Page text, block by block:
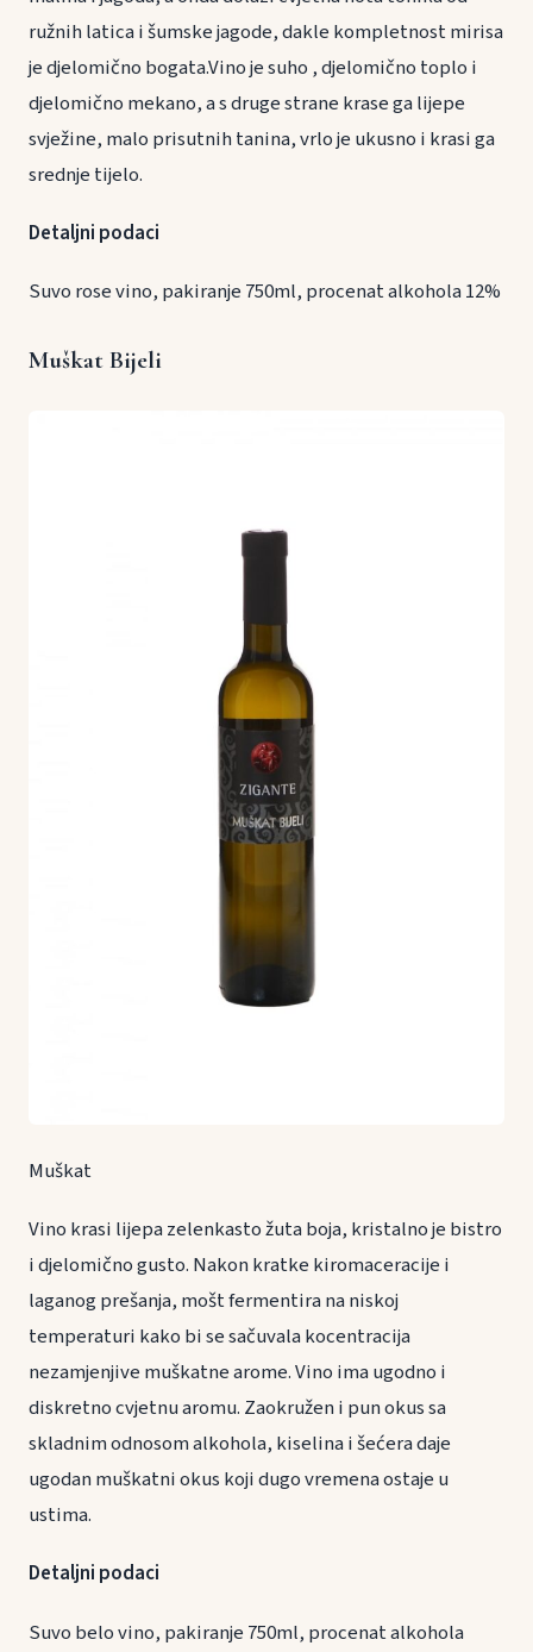
ružnih latica i šumske jagode, dakle kompletnost mirisa
je djelomično bogata.Vino je suho , djelomično toplo i
djelomično mekano, a s druge strane krase ga lijepe
svježine, malo prisutnih tanina, vrlo je ukusno i krasi ga
srednje tijelo.
Detaljni podaci
Suvo rose vino, pakiranje 750ml, procenat alkohola 12%
Muškat Bijeli
Muškat
Vino krasi lijepa zelenkasto žuta boja, kristalno je bistro
i djelomično gusto. Nakon kratke kiromaceracije i
laganog prešanja, mošt fermentira na niskoj
temperaturi kako bi se sačuvala kocentracija
nezamjenjive muškatne arome. Vino ima ugodno i
diskretno cvjetnu aromu. Zaokružen i pun okus sa
skladnim odnosom alkohola, kiselina i šećera daje
ugodan muškatni okus koji dugo vremena ostaje u
ustima.
Detaljni podaci
Suvo belo vino, pakiranje 750ml, procenat alkohola